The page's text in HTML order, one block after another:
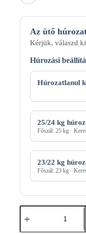
Az ütő
Kérjük, válaszd
Húrozási
Húrozási
módHúrozatlanul
25/24 kg
Főszál: 25 kg ·
23/22 kg
Főszál: 23 kg ·
HEAD
GRAPHENE